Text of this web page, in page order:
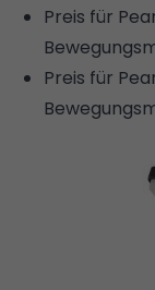
Preis für
Preis für